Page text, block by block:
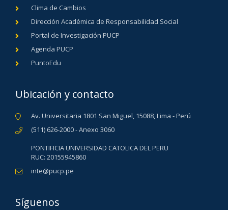
Clima de Cambios
Dirección Académica de Responsabilidad Social
Portal de Investigación PUCP
Agenda PUCP
PuntoEdu
Ubicación y contacto
Av. Universitaria 1801 San Miguel, 15088, Lima - Perú
(511) 626-2000 - Anexo 3060
PONTIFICIA UNIVERSIDAD CATOLICA DEL PERU
RUC: 20155945860
inte@pucp.pe
Síguenos